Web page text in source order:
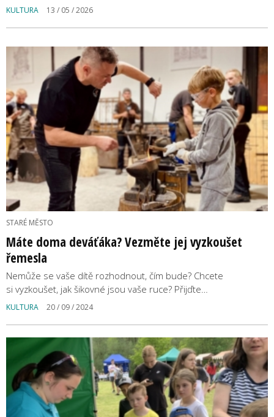
KULTURA 13 / 05 / 2026
STARÉ MĚSTO
Máte doma deváťáka? Vezměte jej vyzkoušet
řemesla
Nemůže se vaše dítě rozhodnout, čím bude? Chcete
si vyzkoušet, jak šikovné jsou vaše ruce? Přijďte…
KULTURA 20 / 09 / 2024